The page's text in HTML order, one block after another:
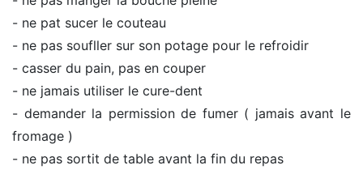
- ne pat sucer le couteau
- ne pas soufller sur son potage pour le refroidir
- casser du pain, pas en couper
- ne jamais utiliser le cure-dent
- demander la permission de fumer ( jamais avant le
fromage )
- ne pas sortit de table avant la fin du repas